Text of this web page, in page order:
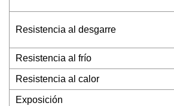
Resistencia al desgarre
Resistencia al frío
Resistencia al calor
Exposición